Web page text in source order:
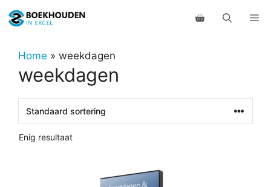
naar
inhoudHome » weekdagen
weekdagen
Enig resultaat